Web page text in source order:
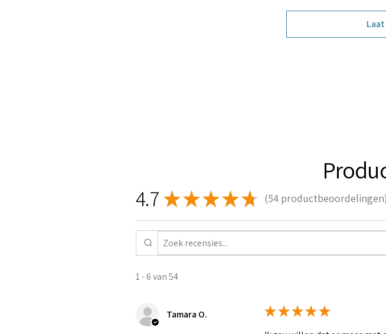
4.7 ★★★★★ 54productbeoordelingen
54
1 - 6 van 54
Tamara O. ★★★★★